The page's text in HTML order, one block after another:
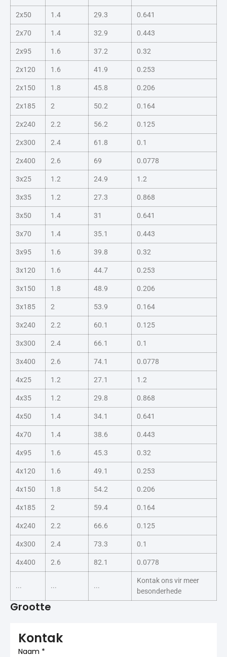
2x50 1.4 29.3 0.641
2x70 1.4 32.9 0.443
2x95 1.6 37.2 0.32
2x120 1.6 41.9 0.253
2x150 1.8 45.8 0.206
2x185 2 50.2 0.164
2x240 2.2 56.2 0.125
2x300 2.4 61.8 0.1
2x400 2.6 69 0.0778
3x25 1.2 24.9 1.2
3x35 1.2 27.3 0.868
3x50 1.4 31 0.641
3x70 1.4 35.1 0.443
3x95 1.6 39.8 0.32
3x120 1.6 44.7 0.253
3x150 1.8 48.9 0.206
3x185 2 53.9 0.164
3x240 2.2 60.1 0.125
3x300 2.4 66.1 0.1
3x400 2.6 74.1 0.0778
4x25 1.2 27.1 1.2
4x35 1.2 29.8 0.868
4x50 1.4 34.1 0.641
4x70 1.4 38.6 0.443
4x95 1.6 45.3 0.32
4x120 1.6 49.1 0.253
4x150 1.8 54.2 0.206
4x185 2 59.4 0.164
4x240 2.2 66.6 0.125
4x300 2.4 73.3 0.1
4x400 2.6 82.1 0.0778
... ... ...
Kontak ons vir meer
besonderhede
Grootte
Kontak
Naam *